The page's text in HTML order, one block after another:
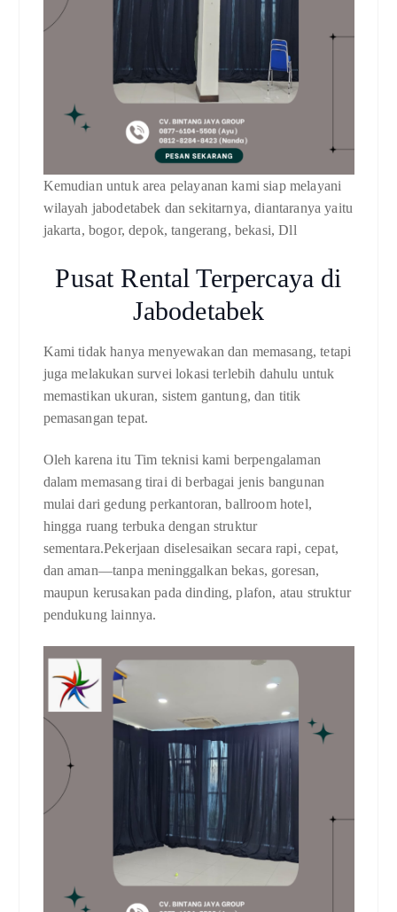
Kemudian untuk area pelayanan kami siap melayani
wilayah jabodetabek dan sekitarnya, diantaranya yaitu
jakarta, bogor, depok, tangerang, bekasi, Dll
Pusat Rental Terpercaya di
Jabodetabek
Kami tidak hanya menyewakan dan memasang, tetapi
juga melakukan survei lokasi terlebih dahulu untuk
memastikan ukuran, sistem gantung, dan titik
pemasangan tepat.
Oleh karena itu Tim teknisi kami berpengalaman
dalam memasang tirai di berbagai jenis bangunan
mulai dari gedung perkantoran, ballroom hotel,
hingga ruang terbuka dengan struktur
sementara.Pekerjaan diselesaikan secara rapi, cepat,
dan aman—tanpa meninggalkan bekas, goresan,
maupun kerusakan pada dinding, plafon, atau struktur
pendukung lainnya.